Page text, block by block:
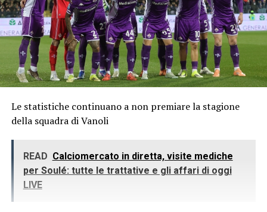
Le statistiche continuano a non premiare la stagione
della squadra di Vanoli
READ Calciomercato in diretta, visite mediche
per Soulé: tutte le trattative e gli affari di oggi
LIVE